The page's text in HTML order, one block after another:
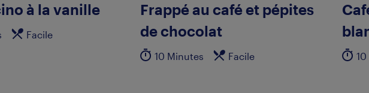
à la vanille
Facile
Frappé au café et pépites
de chocolat
10 Minutes Facile